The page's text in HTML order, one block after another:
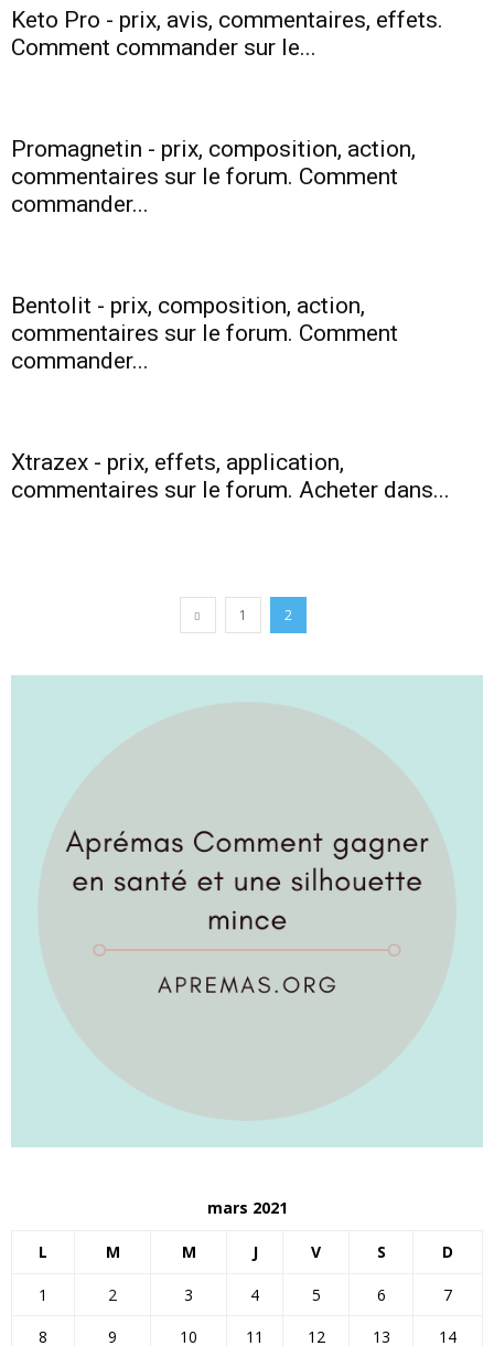
Keto Pro - prix, avis, commentaires, effets.
Comment commander sur le...
Promagnetin - prix, composition, action,
commentaires sur le forum. Comment
commander...
Bentolit - prix, composition, action,
commentaires sur le forum. Comment
commander...
Xtrazex - prix, effets, application,
commentaires sur le forum. Acheter dans...
1 2
mars 2021
L M M J V S D
1 2 3 4 5 6
7
8
9 10 11 12 13 14